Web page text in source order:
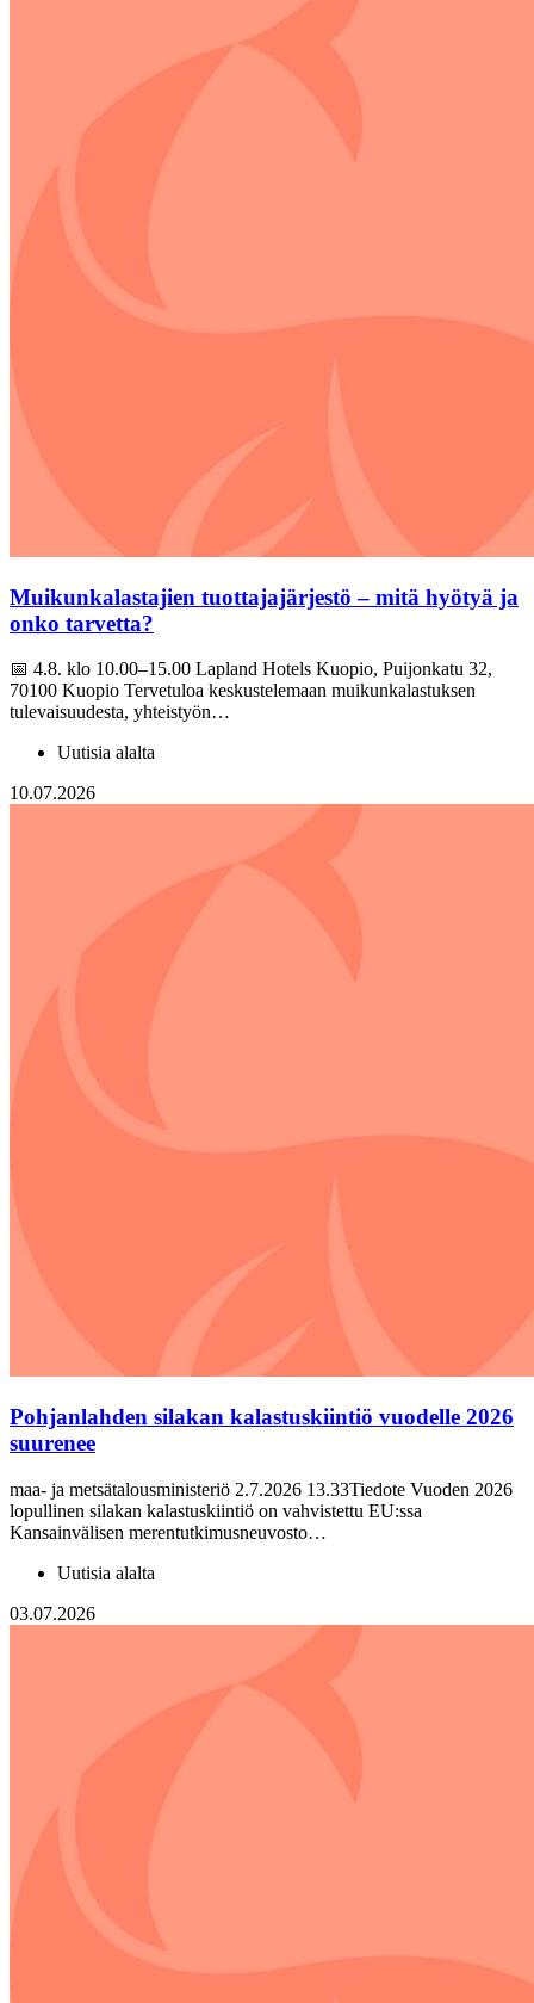
Muikunkalastajien tuottajajärjestö – mitä hyötyä ja
onko tarvetta?
📅 4.8. klo 10.00–15.00 Lapland Hotels Kuopio, Puijonkatu 32,
70100 Kuopio Tervetuloa keskustelemaan muikunkalastuksen
tulevaisuudesta, yhteistyön…
Uutisia alalta
10.07.2026
Pohjanlahden silakan kalastuskiintiö vuodelle 2026
suurenee
maa- ja metsätalousministeriö 2.7.2026 13.33Tiedote Vuoden 2026
lopullinen silakan kalastuskiintiö on vahvistettu EU:ssa
Kansainvälisen merentutkimusneuvosto…
Uutisia alalta
03.07.2026